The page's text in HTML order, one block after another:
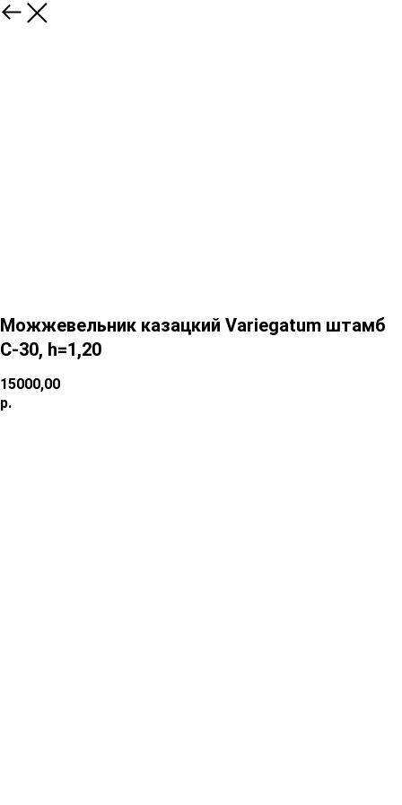
Можжевельник казацкий Variegatum штамб
C-30, h=1,20
15000,00
р.